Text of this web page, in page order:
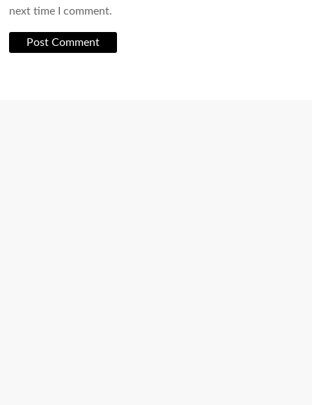
next time I comment.